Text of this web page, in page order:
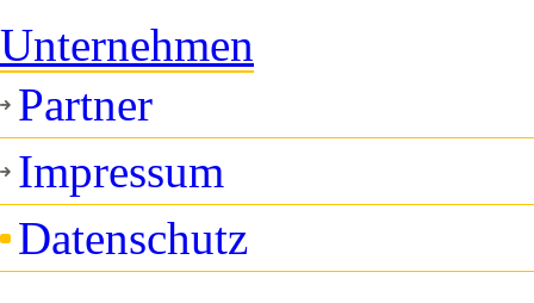
Unternehmen
Partner
Impressum
Datenschutz